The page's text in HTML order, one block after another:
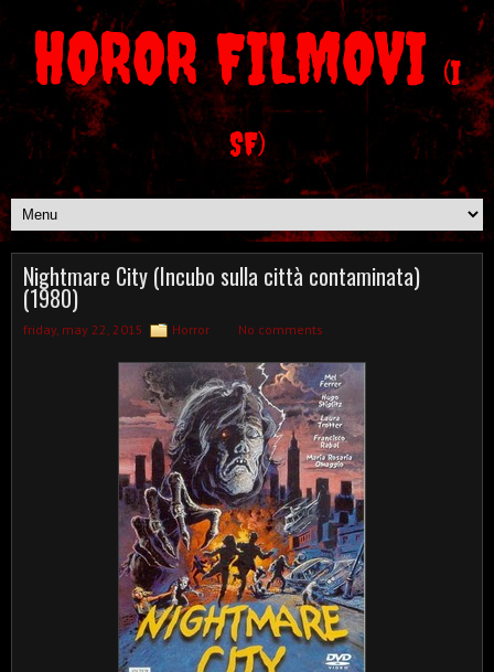
HOROR FILMOVI (I
SF)
Nightmare City (Incubo sulla città contaminata)
(1980)
friday, may 22, 2015 Horror No comments